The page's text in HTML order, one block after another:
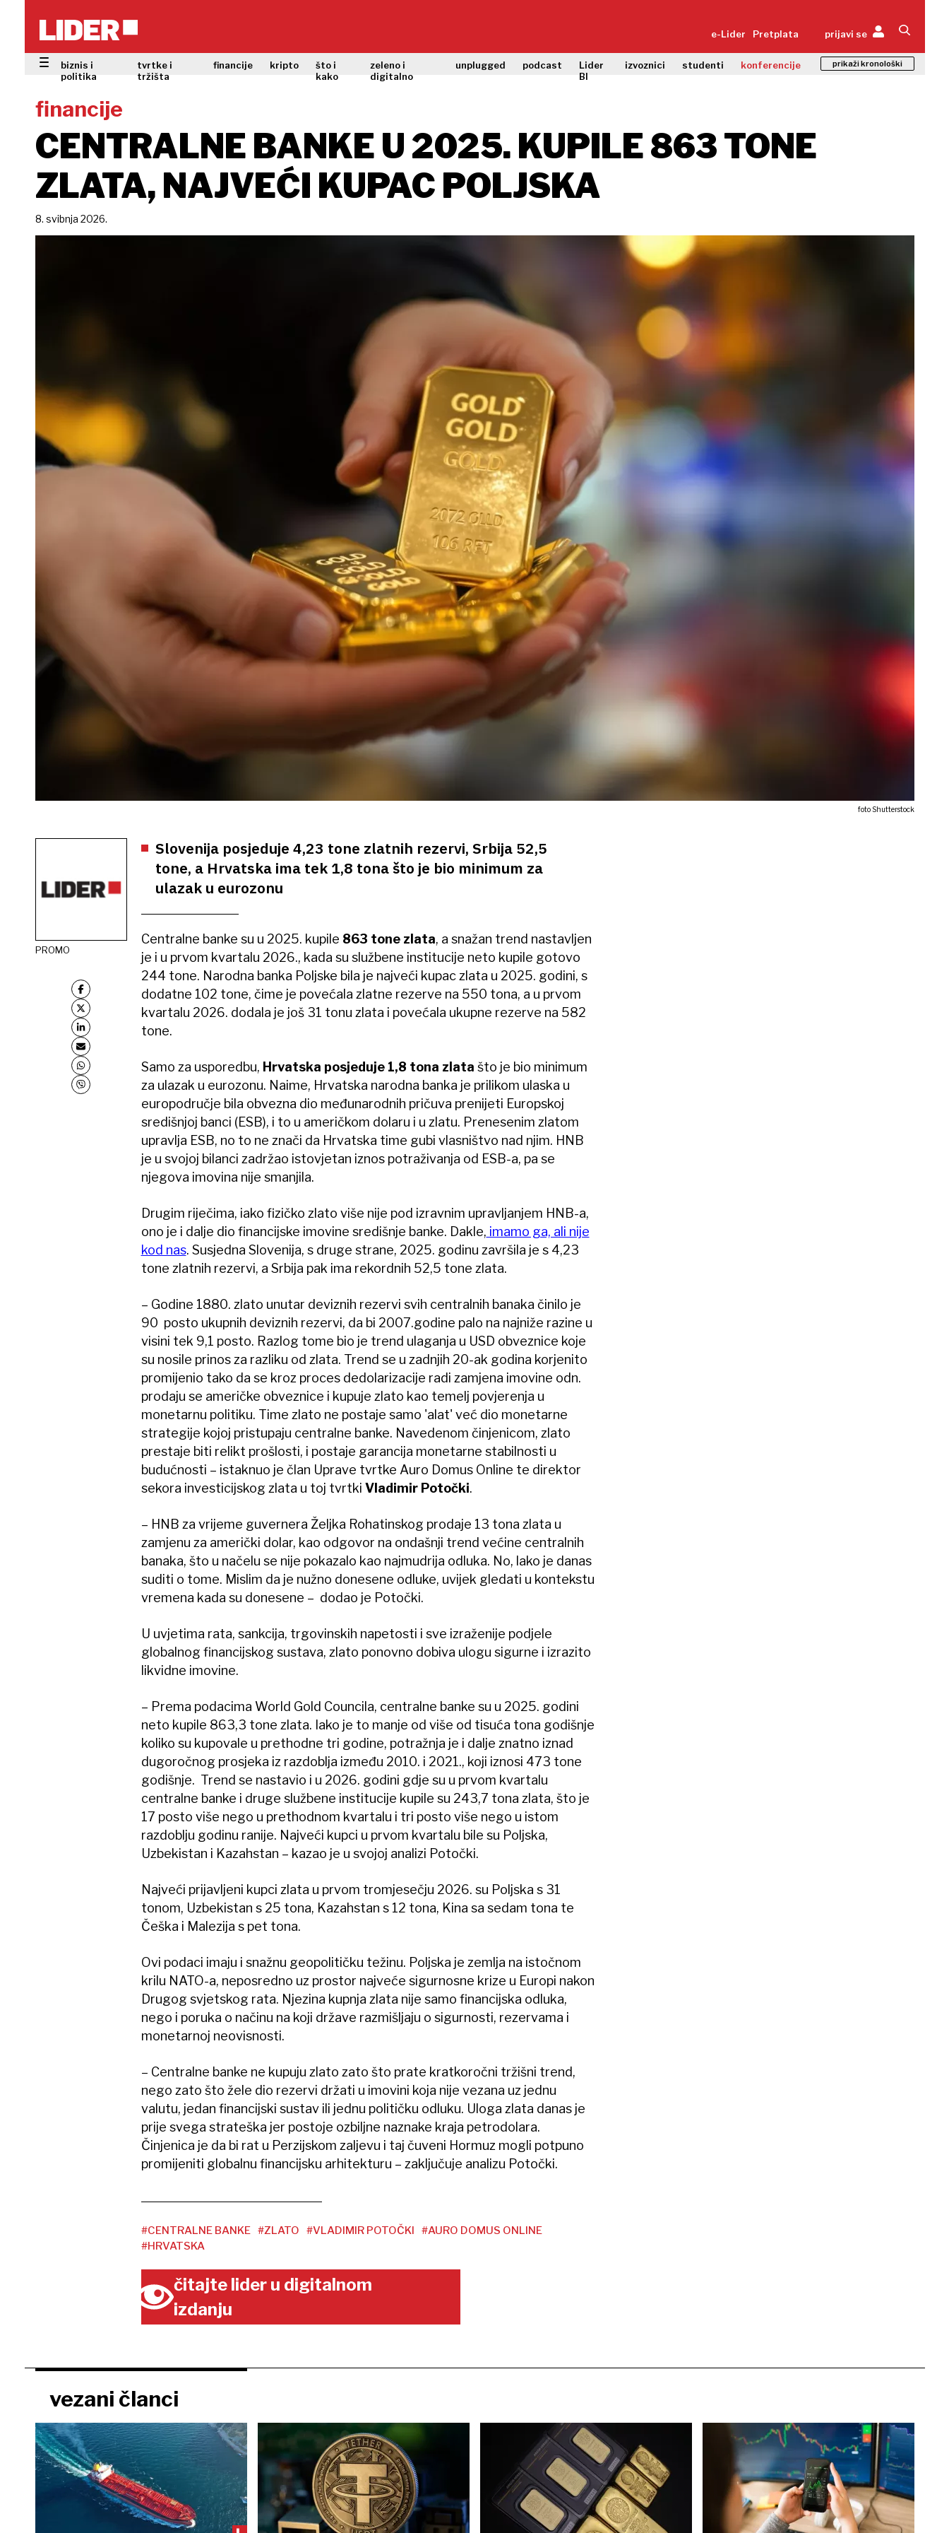
e-Lider Pretplata prijavi se
biznis i
politika
tvrtke i
tržišta
financije kripto
što i
kako
zeleno i
digitalno
unplugged podcast
Lider
BI
izvoznici studenti konferencije prikaži kronološki
financije
CENTRALNE BANKE U 2025. KUPILE 863 TONE
ZLATA, NAJVEĆI KUPAC POLJSKA
8. svibnja 2026.
foto Shutterstock
PROMO
Slovenija posjeduje 4,23 tone zlatnih rezervi, Srbija 52,5
tone, a Hrvatska ima tek 1,8 tona što je bio minimum za
ulazak u eurozonu
Centralne banke su u 2025. kupile 863 tone zlata, a snažan trend nastavljen
je i u prvom kvartalu 2026., kada su službene institucije neto kupile gotovo
244 tone. Narodna banka Poljske bila je najveći kupac zlata u 2025. godini, s
dodatne 102 tone, čime je povećala zlatne rezerve na 550 tona, a u prvom
kvartalu 2026. dodala je još 31 tonu zlata i povećala ukupne rezerve na 582
tone.
Samo za usporedbu, Hrvatska posjeduje 1,8 tona zlata što je bio minimum
za ulazak u eurozonu. Naime, Hrvatska narodna banka je prilikom ulaska u
europodručje bila obvezna dio međunarodnih pričuva prenijeti Europskoj
središnjoj banci (ESB), i to u američkom dolaru i u zlatu. Prenesenim zlatom
upravlja ESB, no to ne znači da Hrvatska time gubi vlasništvo nad njim. HNB
je u svojoj bilanci zadržao istovjetan iznos potraživanja od ESB-a, pa se
njegova imovina nije smanjila.
Drugim riječima, iako fizičko zlato više nije pod izravnim upravljanjem HNB-a,
ono je i dalje dio financijske imovine središnje banke. Dakle, imamo ga, ali nije
kod nas. Susjedna Slovenija, s druge strane, 2025. godinu završila je s 4,23
tone zlatnih rezervi, a Srbija pak ima rekordnih 52,5 tone zlata.
– Godine 1880. zlato unutar deviznih rezervi svih centralnih banaka činilo je
90 posto ukupnih deviznih rezervi, da bi 2007.godine palo na najniže razine u
visini tek 9,1 posto. Razlog tome bio je trend ulaganja u USD obveznice koje
su nosile prinos za razliku od zlata. Trend se u zadnjih 20-ak godina korjenito
promijenio tako da se kroz proces dedolarizacije radi zamjena imovine odn.
prodaju se američke obveznice i kupuje zlato kao temelj povjerenja u
monetarnu politiku. Time zlato ne postaje samo 'alat' već dio monetarne
strategije kojoj pristupaju centralne banke. Navedenom činjenicom, zlato
prestaje biti relikt prošlosti, i postaje garancija monetarne stabilnosti u
budućnosti – istaknuo je član Uprave tvrtke Auro Domus Online te direktor
sekora investicijskog zlata u toj tvrtki Vladimir Potočki.
– HNB za vrijeme guvernera Željka Rohatinskog prodaje 13 tona zlata u
zamjenu za američki dolar, kao odgovor na ondašnji trend većine centralnih
banaka, što u načelu se nije pokazalo kao najmudrija odluka. No, lako je danas
suditi o tome. Mislim da je nužno donesene odluke, uvijek gledati u kontekstu
vremena kada su donesene – dodao je Potočki.
U uvjetima rata, sankcija, trgovinskih napetosti i sve izraženije podjele
globalnog financijskog sustava, zlato ponovno dobiva ulogu sigurne i izrazito
likvidne imovine.
– Prema podacima World Gold Councila, centralne banke su u 2025. godini
neto kupile 863,3 tone zlata. Iako je to manje od više od tisuća tona godišnje
koliko su kupovale u prethodne tri godine, potražnja je i dalje znatno iznad
dugoročnog prosjeka iz razdoblja između 2010. i 2021., koji iznosi 473 tone
godišnje. Trend se nastavio i u 2026. godini gdje su u prvom kvartalu
centralne banke i druge službene institucije kupile su 243,7 tona zlata, što je
17 posto više nego u prethodnom kvartalu i tri posto više nego u istom
razdoblju godinu ranije. Najveći kupci u prvom kvartalu bile su Poljska,
Uzbekistan i Kazahstan – kazao je u svojoj analizi Potočki.
Najveći prijavljeni kupci zlata u prvom tromjesečju 2026. su Poljska s 31
tonom, Uzbekistan s 25 tona, Kazahstan s 12 tona, Kina sa sedam tona te
Češka i Malezija s pet tona.
Ovi podaci imaju i snažnu geopolitičku težinu. Poljska je zemlja na istočnom
krilu NATO-a, neposredno uz prostor najveće sigurnosne krize u Europi nakon
Drugog svjetskog rata. Njezina kupnja zlata nije samo financijska odluka,
nego i poruka o načinu na koji države razmišljaju o sigurnosti, rezervama i
monetarnoj neovisnosti.
– Centralne banke ne kupuju zlato zato što prate kratkoročni tržišni trend,
nego zato što žele dio rezervi držati u imovini koja nije vezana uz jednu
valutu, jedan financijski sustav ili jednu političku odluku. Uloga zlata danas je
prije svega strateška jer postoje ozbiljne naznake kraja petrodolara.
Činjenica je da bi rat u Perzijskom zaljevu i taj čuveni Hormuz mogli potpuno
promijeniti globalnu financijsku arhitekturu – zaključuje analizu Potočki.
#CENTRALNE BANKE #ZLATO #VLADIMIR POTOČKI
#AURO DOMUS ONLINE
#HRVATSKA
čitajte lider u digitalnom
izdanju
vezani članci